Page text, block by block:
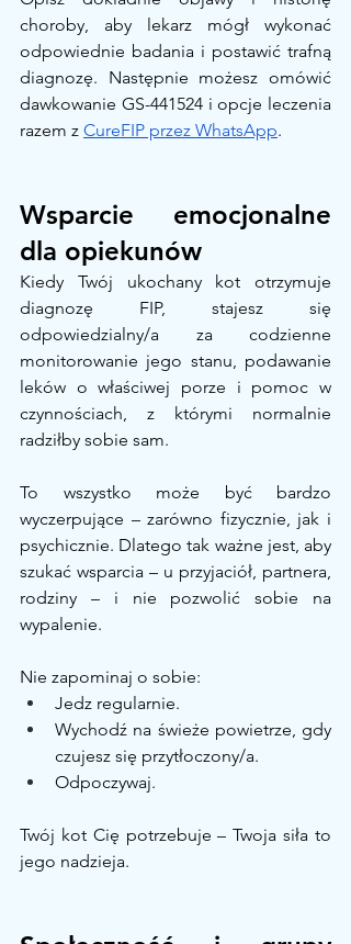
choroby, aby lekarz mógł wykonać
odpowiednie badania i postawić trafną
diagnozę. Następnie możesz omówić
dawkowanie GS-441524 i opcje leczenia
razem z CureFIP przez WhatsApp.
Wsparcie emocjonalne
dla opiekunów
Kiedy Twój ukochany kot otrzymuje
diagnozę FIP, stajesz się
odpowiedzialny/a za codzienne
monitorowanie jego stanu, podawanie
leków o właściwej porze i pomoc w
czynnościach, z którymi normalnie
radziłby sobie sam.
To wszystko może być bardzo
wyczerpujące – zarówno fizycznie, jak i
psychicznie. Dlatego tak ważne jest, aby
szukać wsparcia – u przyjaciół, partnera,
rodziny – i nie pozwolić sobie na
wypalenie.
Nie zapominaj o sobie:
Jedz regularnie.
Wychodź na świeże powietrze, gdy
czujesz się przytłoczony/a.
Odpoczywaj.
Twój kot Cię potrzebuje – Twoja siła to
jego nadzieja.